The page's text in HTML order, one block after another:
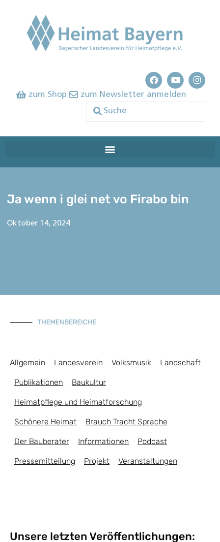
zum Shop zum Newsletter anmelden
Ja wenn i glei net vo Firabo bin
Oktober 14, 2024
THEMENBEREICHE
Allgemein Landesverein Volksmusik Landschaft
Publikationen Baukultur
Heimatpflege und Heimatforschung
Schönere Heimat Brauch Tracht Sprache
Der Bauberater Informationen Podcast
Pressemitteilung Projekt Veranstaltungen
Unsere letzten Veröffentlichungen: